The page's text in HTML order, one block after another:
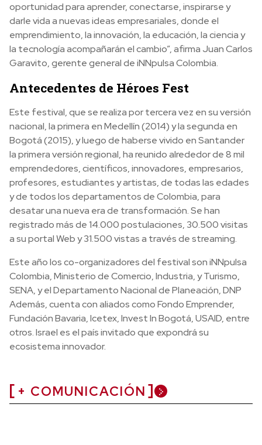
oportunidad para aprender, conectarse, inspirarse y
darle vida a nuevas ideas empresariales, donde el
emprendimiento, la innovación, la educación, la ciencia y
la tecnología acompañarán el cambio”, afirma Juan Carlos
Garavito, gerente general de iNNpulsa Colombia.
Antecedentes de Héroes Fest
Este festival, que se realiza por tercera vez en su versión
nacional, la primera en Medellín (2014) y la segunda en
Bogotá (2015), y luego de haberse vivido en Santander
la primera versión regional, ha reunido alrededor de 8 mil
emprendedores, científicos, innovadores, empresarios,
profesores, estudiantes y artistas, de todas las edades
y de todos los departamentos de Colombia, para
desatar una nueva era de transformación. Se han
registrado más de 14.000 postulaciones, 30.500 visitas
a su portal Web y 31.500 vistas a través de streaming.
Este año los co-organizadores del festival son iNNpulsa
Colombia, Ministerio de Comercio, Industria, y Turismo,
SENA, y el Departamento Nacional de Planeación, DNP
Además, cuenta con aliados como Fondo Emprender,
Fundación Bavaria, Icetex, Invest In Bogotá, USAID, entre
otros. Israel es el país invitado que expondrá su
ecosistema innovador.
+ COMUNICACIÓN